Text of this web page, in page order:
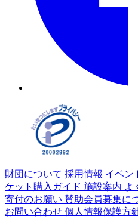
財団について 採用情報 イベン
ケット購入ガイド 施設案内 よ
寄付のお願い 賛助会員募集に
お問い合わせ 個人情報保護方